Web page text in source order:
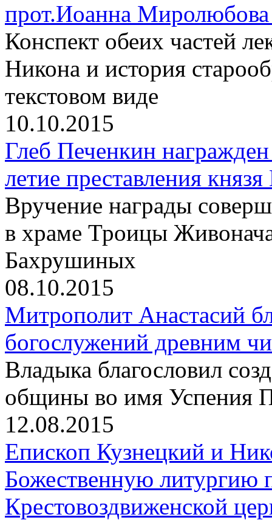
прот.Иоанна Миролюбова
Конспект обеих частей
Никона и история
текстовом виде
10.10.2015
Глеб Печенкин
летие преставления
Вручение награды
в храме Троицы
Бахрушиных
08.10.2015
Митрополит Анастасий
богослужений древним
Владыка благословил
общины во имя Успения
12.08.2015
Епископ Кузнецкий и
Божественную литургию
Крестовоздвиженской